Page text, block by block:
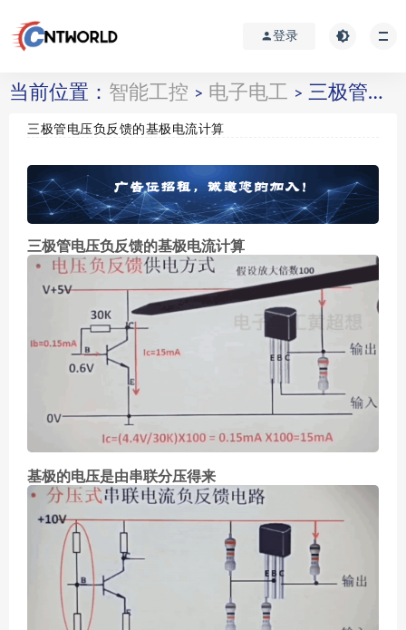
登录
当前位置： 智能工控 > 电子电工 > 三极管电压负反馈的基极电流计算
三极管电压负反馈的基极电流计算
三极管电压负反馈的基极电流计算
基极的电压是由串联分压得来